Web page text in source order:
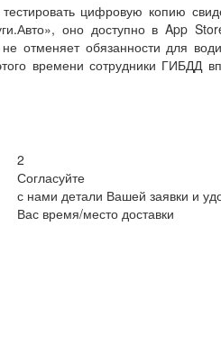
цифровую копию
оно доступно в App
отменяет обязанности для
времени сотрудники ГИБДД
2
Согласуйте
с нами детали Вашей заявки и
Вас время/место доставки